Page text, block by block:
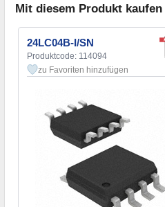
Mit diesem Produkt kaufen
24LC04B-I/SN
Produktcode: 114094
zu Favoriten hinzufügen